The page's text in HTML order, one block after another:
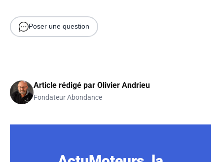
Poser une question
Article rédigé par Olivier Andrieu
Fondateur Abondance